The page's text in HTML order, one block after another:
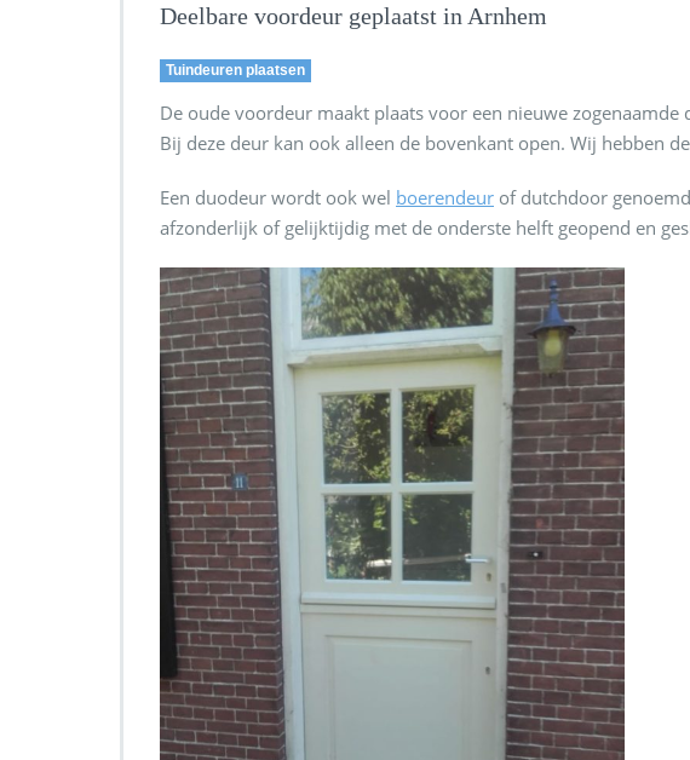
Deelbare voordeur geplaatst in Arnhem
Tuindeuren plaatsen
De oude voordeur maakt plaats voor een nieuwe zogenaamde
Bij deze deur kan ook alleen de bovenkant open. Wij hebben
Een duodeur wordt ook wel boerendeur of dutchdoor
afzonderlijk of gelijktijdig met de onderste helft geopend en